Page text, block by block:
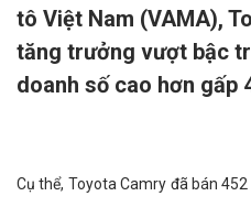
tô Việt Nam (VAMA),
tăng trưởng vượt bậc
doanh số cao hơn gấp
Cụ thể, Toyota Camry đã bán